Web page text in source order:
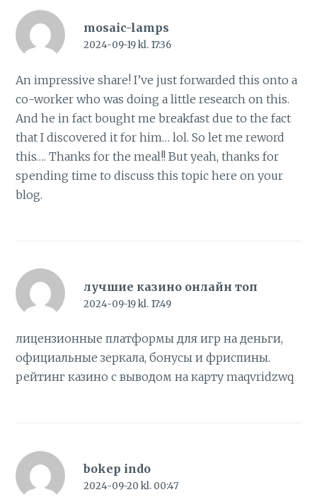
mosaic-lamps
2024-09-19 kl. 17:36
An impressive share! I’ve just forwarded this onto a
co-worker who was doing a little research on this.
And he in fact bought me breakfast due to the fact
that I discovered it for him… lol. So let me reword
this…. Thanks for the meal!! But yeah, thanks for
spending time to discuss this topic here on your
blog.
лучшие казино онлайн топ
2024-09-19 kl. 17:49
лицензионные платформы для игр на деньги,
официальные зеркала, бонусы и фриспины.
рейтинг казино с выводом на карту maqvridzwq
bokep indo
2024-09-20 kl. 00:47